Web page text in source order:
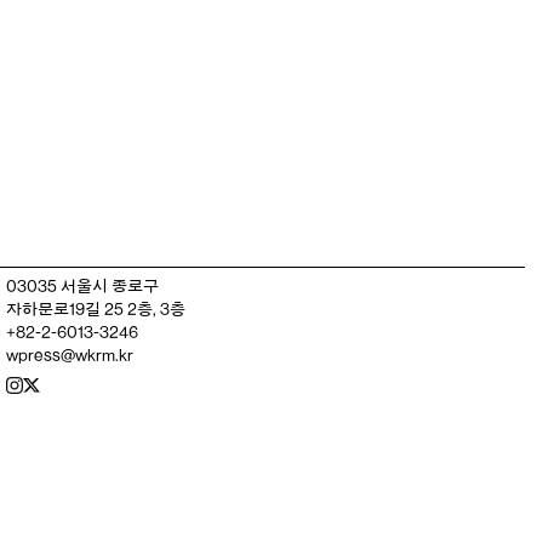
03035 서울시 종로구
자하문로19길 25 2층, 3층
+82-2-6013-3246
wpress@wkrm.kr